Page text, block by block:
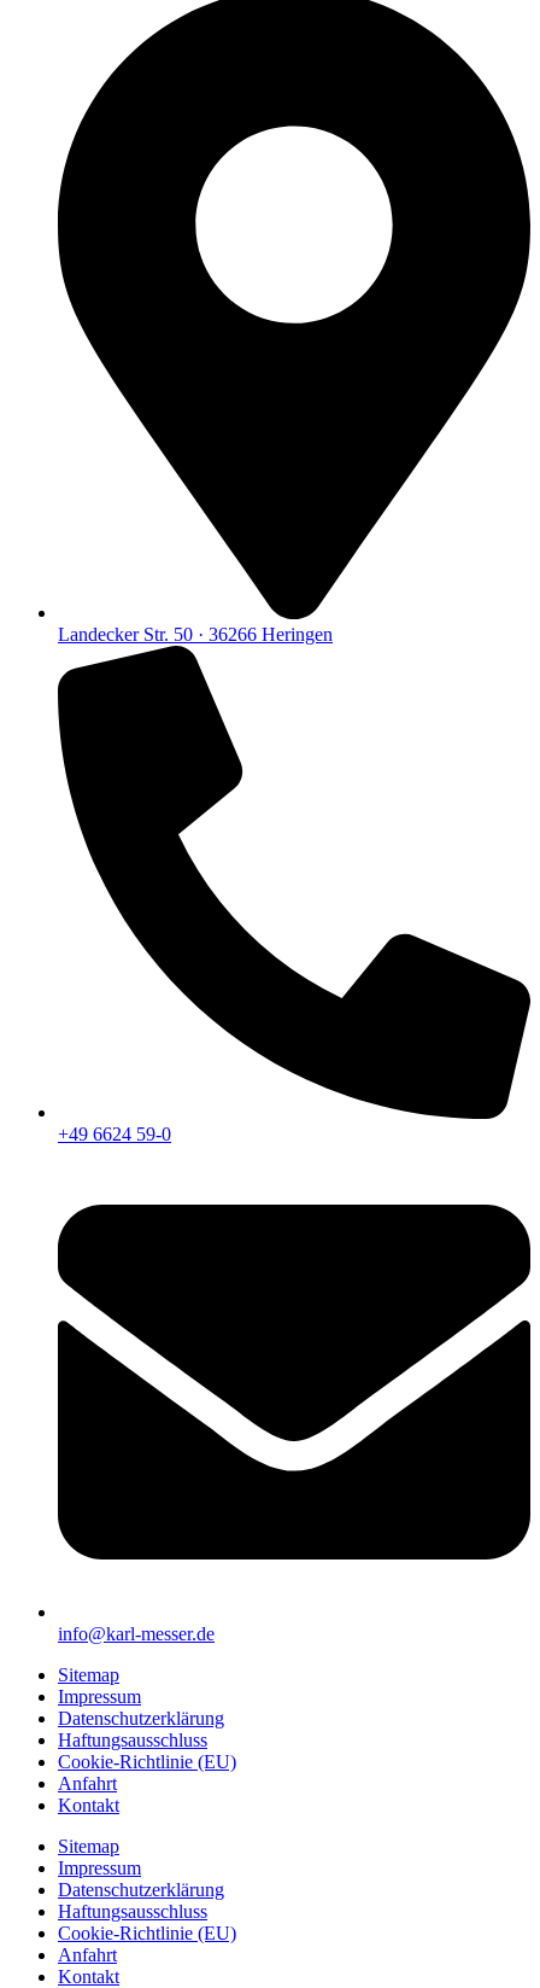
Landecker Str. 50 · 36266 Heringen
+49 6624 59-0
info@karl-messer.de
Sitemap
Impressum
Datenschutzerklärung
Haftungsausschluss
Cookie-Richtlinie (EU)
Anfahrt
Kontakt
Sitemap
Impressum
Datenschutzerklärung
Haftungsausschluss
Cookie-Richtlinie (EU)
Anfahrt
Kontakt